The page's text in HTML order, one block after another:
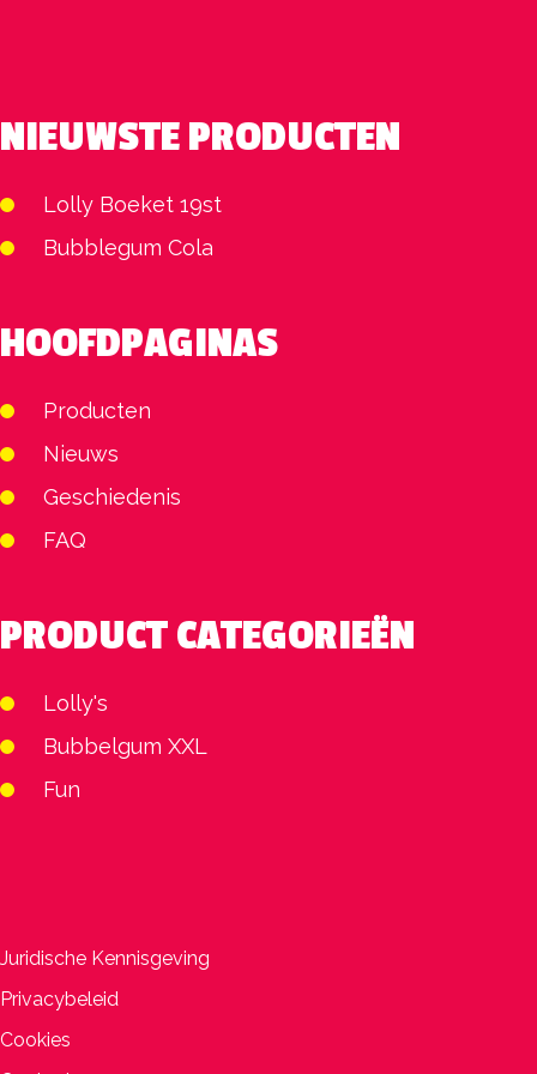
NIEUWSTE PRODUCTEN
Lolly Boeket 19st
Bubblegum Cola
HOOFDPAGINAS
Producten
Nieuws
Geschiedenis
FAQ
PRODUCT CATEGORIEËN
Lolly's
Bubbelgum XXL
Fun
Juridische Kennisgeving
Privacybeleid
Cookies